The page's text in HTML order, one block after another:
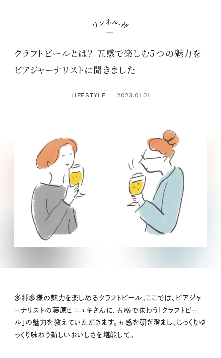
クラフトビールとは？ 五感で楽しむ5つの魅力を
ビアジャーナリストに聞きました
LIFESTYLE ： 2023.01.01
多種多様の魅力を楽しめるクラフトビール。ここでは、ビアジャ
ーナリストの藤原ヒロユキさんに、五感で味わう「クラフトビー
ル」の魅力を教えていただきます。五感を研ぎ澄まし、じっくりゆ
っくり味わう新しいおいしさを堪能して。